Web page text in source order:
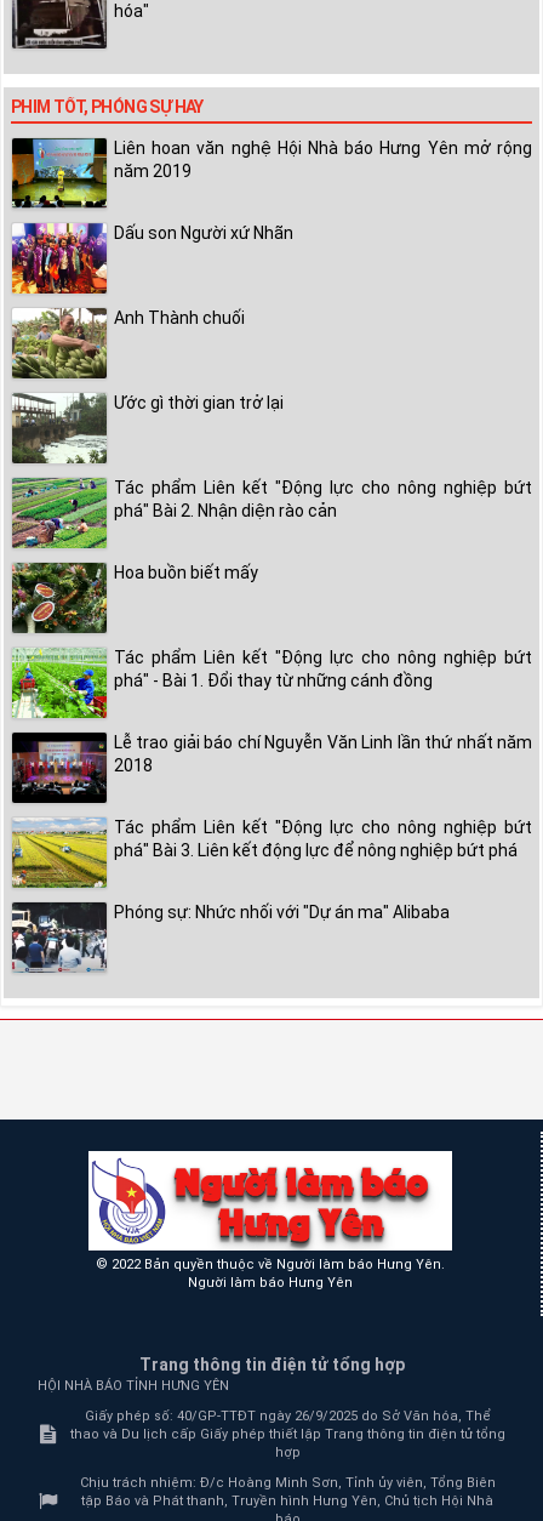
hóa"
PHIM TỐT, PHÓNG SỰ HAY
Liên hoan văn nghệ Hội Nhà báo Hưng Yên mở rộng
năm 2019
Dấu son Người xứ Nhãn
Anh Thành chuối
Ước gì thời gian trở lại
Tác phẩm Liên kết "Động lực cho nông nghiệp bứt
phá" Bài 2. Nhận diện rào cản
Hoa buồn biết mấy
Tác phẩm Liên kết "Động lực cho nông nghiệp bứt
phá" - Bài 1. Đổi thay từ những cánh đồng
Lễ trao giải báo chí Nguyễn Văn Linh lần thứ nhất năm
2018
Tác phẩm Liên kết "Động lực cho nông nghiệp bứt
phá" Bài 3. Liên kết động lực để nông nghiệp bứt phá
Phóng sự: Nhức nhối với "Dự án ma" Alibaba
© 2022 Bản quyền thuộc về Người làm báo Hưng Yên.
Người làm báo Hưng Yên
Trang thông tin điện tử tổng hợp
HỘI NHÀ BÁO TỈNH HƯNG YÊN
Giấy phép số: 40/GP-TTĐT ngày 26/9/2025 do Sở Văn hóa, Thể
thao và Du lịch cấp Giấy phép thiết lập Trang thông tin điện tử tổng
hợp
Chịu trách nhiệm: Đ/c Hoàng Minh Sơn, Tỉnh ủy viên, Tổng Biên
tập Báo và Phát thanh, Truyền hình Hưng Yên, Chủ tịch Hội Nhà